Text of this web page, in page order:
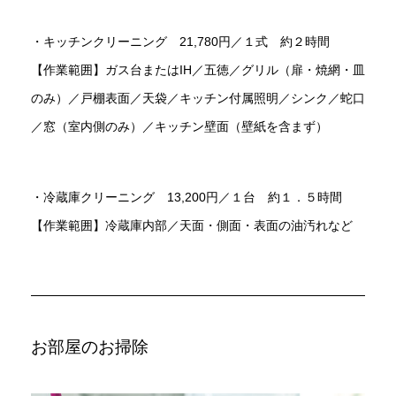
・キッチンクリーニング 21,780円／１式 約２時間
【作業範囲】ガス台またはIH／五徳／グリル（扉・焼網・皿
のみ）／戸棚表面／天袋／キッチン付属照明／シンク／蛇口
／窓（室内側のみ）／キッチン壁面（壁紙を含まず）
・冷蔵庫クリーニング 13,200円／１台 約１．５時間
【作業範囲】冷蔵庫内部／天面・側面・表面の油汚れなど
お部屋のお掃除